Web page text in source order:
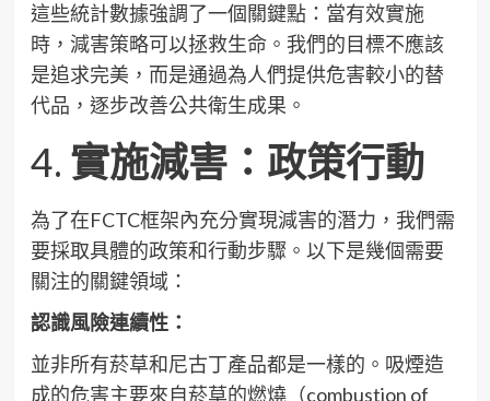
這些統計數據強調了一個關鍵點：當有效實施
時，減害策略可以拯救生命。我們的目標不應該
是追求完美，而是通過為人們提供危害較小的替
代品，逐步改善公共衛生成果。
4. 實施減害：政策行動
為了在FCTC框架內充分實現減害的潛力，我們需
要採取具體的政策和行動步驟。以下是幾個需要
關注的關鍵領域：
認識風險連續性：
並非所有菸草和尼古丁產品都是一樣的。吸煙造
成的危害主要來自菸草的燃燒（combustion of